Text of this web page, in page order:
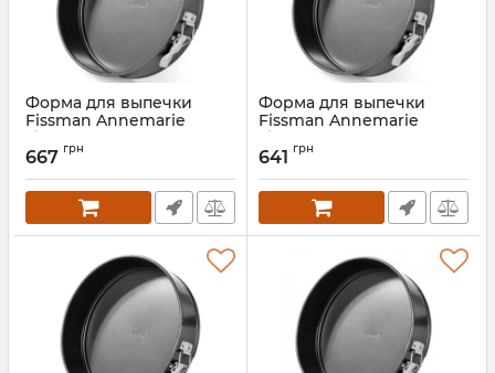
Форма для выпечки
Fissman Annemarie
Ø28х6.8см разъемная с
антипригарным
Артикул: FN-5644
667 грн
Форма для выпечки
Fissman Annemarie
Ø26х6.8см разъемная с
антипригарным
Артикул: FN-5643
641 грн